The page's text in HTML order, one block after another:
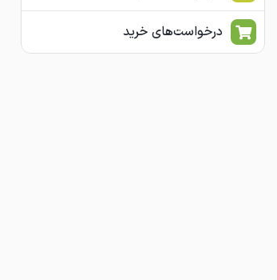
درخواست‌های خرید